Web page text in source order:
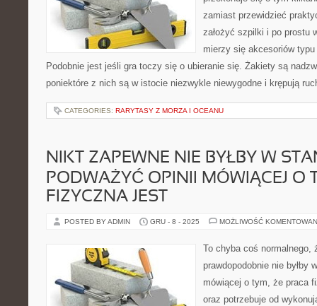
zamiast przewidzieć
założyć szpilki i po prostu
mierzy się akcesoriów
Podobnie jest jeśli gra toczy się o ubieranie się. Żakiety są
poniektóre z nich są w istocie niezwykle niewygodne i krępują
CATEGORIES: RARYTASY Z MORZA I OCEANU
NIKT ZAPEWNE NIE BYŁBY W
PODWAŻYĆ OPINII MÓWIĄCEJ O
FIZYCZNA JEST
POSTED BY ADMIN GRU - 8 - 2025 MOŻLIWOŚĆ
To chyba coś normalnego,
prawdopodobnie nie byłby
mówiącej o tym, że praca
oraz potrzebuje od